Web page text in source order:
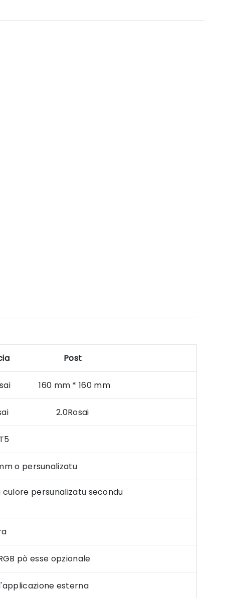
Post
160 mm * 160 mm
2.0Rosai
persunalizatu
persunalizatu secondu
pò esse opzionale
esterna